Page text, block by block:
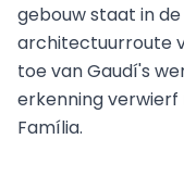
gebouw staat in
architectuurroute
toe van Gaudí's
erkenning
Família.